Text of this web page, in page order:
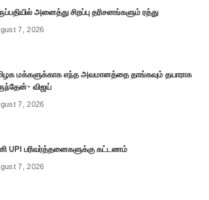
அனைத்து சிறப்பு தரிசனங்களும் ரத்து
7, 2026
மக்களுக்காக எந்த அவமானத்தை தாங்கவும் தயாராக
விஜய்
7, 2026
UPI பரிவர்த்தனைகளுக்கு கட்டணம்
7, 2026